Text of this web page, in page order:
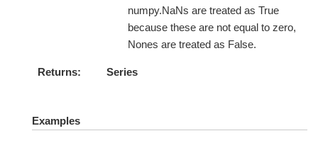
numpy.NaNs are treated as True
because these are not equal to zero,
Nones are treated as False.
Returns Series
Examples